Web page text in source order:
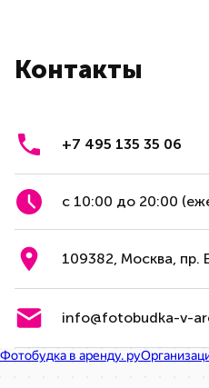
Контакты
+7 495 135 35 06
с 10:00 до 20:00
109382, Москва, пр.
info@fotobudka-v-